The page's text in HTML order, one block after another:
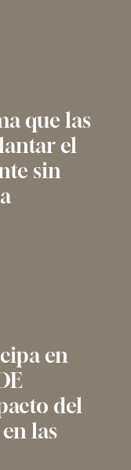
que las
el
sin
en
del
las